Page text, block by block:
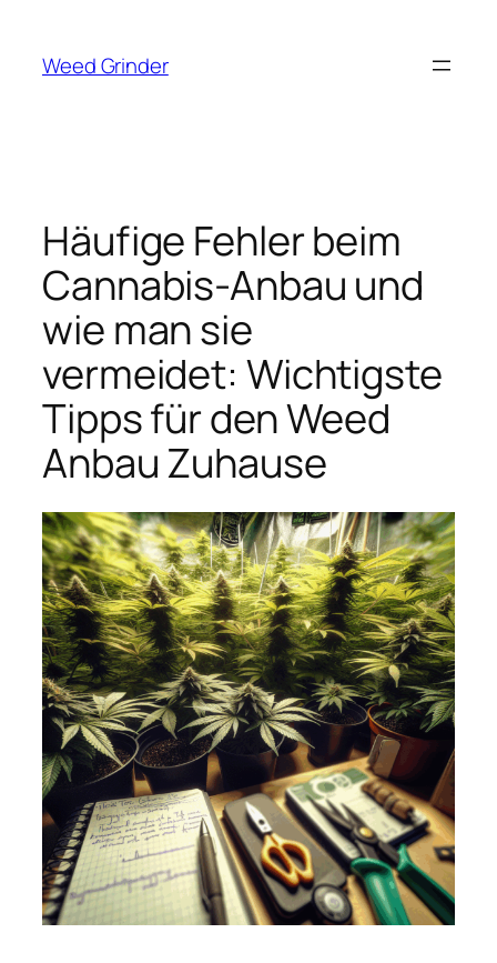
springen
Weed Grinder
Häufige Fehler beim
Cannabis-Anbau und
wie man sie
vermeidet: Wichtigste
Tipps für den Weed
Anbau Zuhause